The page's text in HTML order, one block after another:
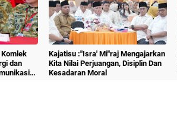
dan
Kajatisu :"Isra' Mi"raj Mengajarkan
Kita Nilai Perjuangan, Disiplin Dan
Kesadaran Moral